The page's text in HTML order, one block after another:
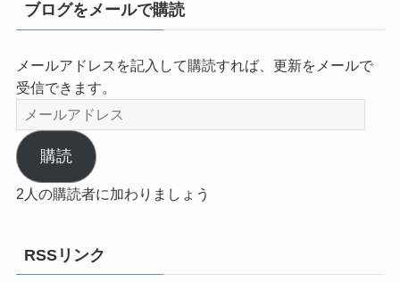
ブログをメールで購読
メールアドレスを記入して購読すれば、更新をメールで
受信できます。
メ
ー
ル
ア
ド
購読
2人の購読者に加わりましょう
RSSリンク